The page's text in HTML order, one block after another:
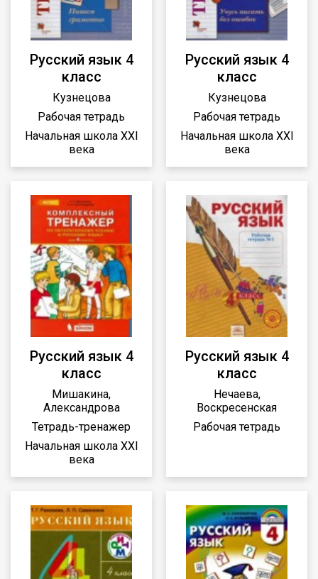
Русский язык 4
класс
Кузнецова
Рабочая тетрадь
Начальная школа XXI
века
Русский язык 4
класс
Кузнецова
Рабочая тетрадь
Начальная школа XXI
века
Русский язык 4
класс
Мишакина,
Александрова
Тетрадь-тренажер
Начальная школа XXI
века
Русский язык 4
класс
Нечаева,
Воскресенская
Рабочая тетрадь